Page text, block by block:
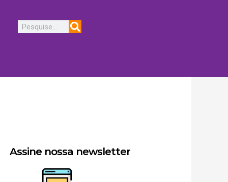
Assine nossa newsletter